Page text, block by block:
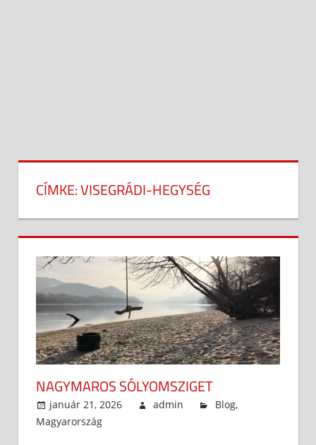
CÍMKE:VISEGRÁDI-HEGYSÉG
NAGYMAROS SÓLYOMSZIGET
január 21, 2026 admin Blog,
Magyarország